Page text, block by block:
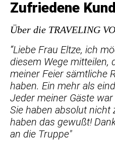
Zufriedene
Über die TRAVELING
“Liebe Frau Eltze, ich
diesem Wege mitteilen,
meiner Feier sämtliche
haben. Ein mehr als
Jeder meiner Gäste
Sie haben absolut nicht
haben das gewußt!
an die Truppe"